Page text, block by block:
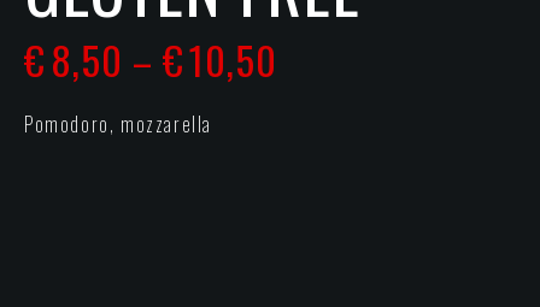
€8,50 – €10,50
Pomodoro, mozzarella